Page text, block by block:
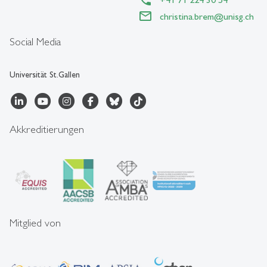
Social Media
Universität St.Gallen
christina.brem@unisg.ch
Akkreditierungen
Mitglied von